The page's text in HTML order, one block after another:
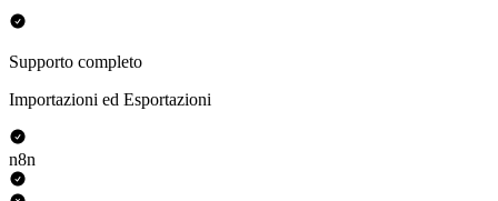
Supporto completo
Importazioni ed Esportazioni
n8n